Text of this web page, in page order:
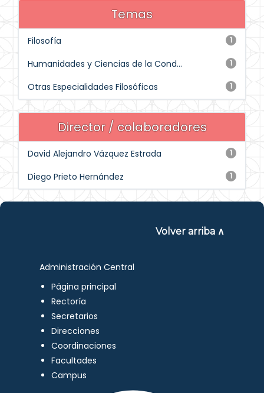
Temas
1
Filosofía
1
Humanidades y Ciencias de la Cond...
1
Otras Especialidades Filosóficas
Director / colaboradores
1
David Alejandro Vázquez Estrada
1
Diego Prieto Hernández
Volver arriba ∧
Administración Central
Página principal
Rectoría
Secretarios
Direcciones
Coordinaciones
Facultades
Campus